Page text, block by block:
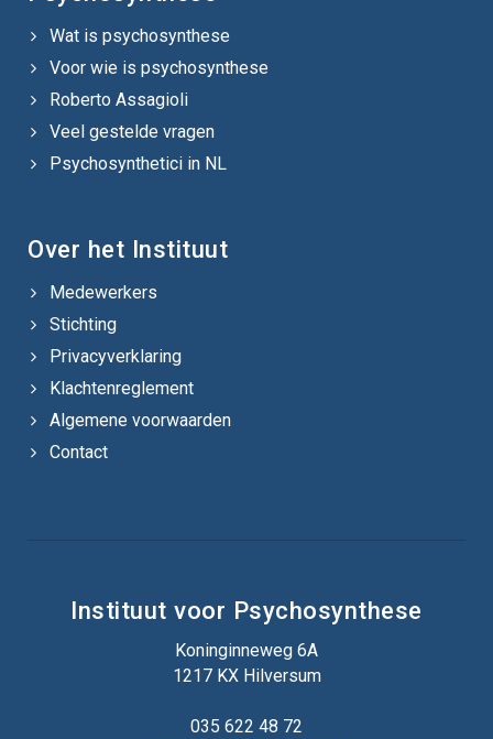
Wat is psychosynthese
Voor wie is psychosynthese
Roberto Assagioli
Veel gestelde vragen
Psychosynthetici in NL
Over het Instituut
Medewerkers
Stichting
Privacyverklaring
Klachtenreglement
Algemene voorwaarden
Contact
Instituut voor Psychosynthese
Koninginneweg 6A
1217 KX Hilversum
035 622 48 72